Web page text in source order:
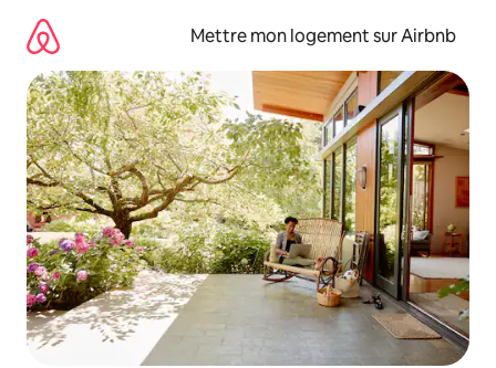
directement
contenu
Mettre mon logement sur Airbnb